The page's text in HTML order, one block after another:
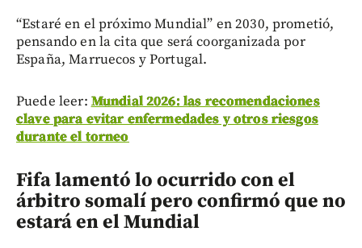
“Estaré en el próximo Mundial” en 2030, prometió,
pensando en la cita que será coorganizada por
España, Marruecos y Portugal.
Puede leer: Mundial 2026: las recomendaciones
clave para evitar enfermedades y otros riesgos
durante el torneo
Fifa lamentó lo ocurrido con el
árbitro somalí pero confirmó que no
estará en el Mundial